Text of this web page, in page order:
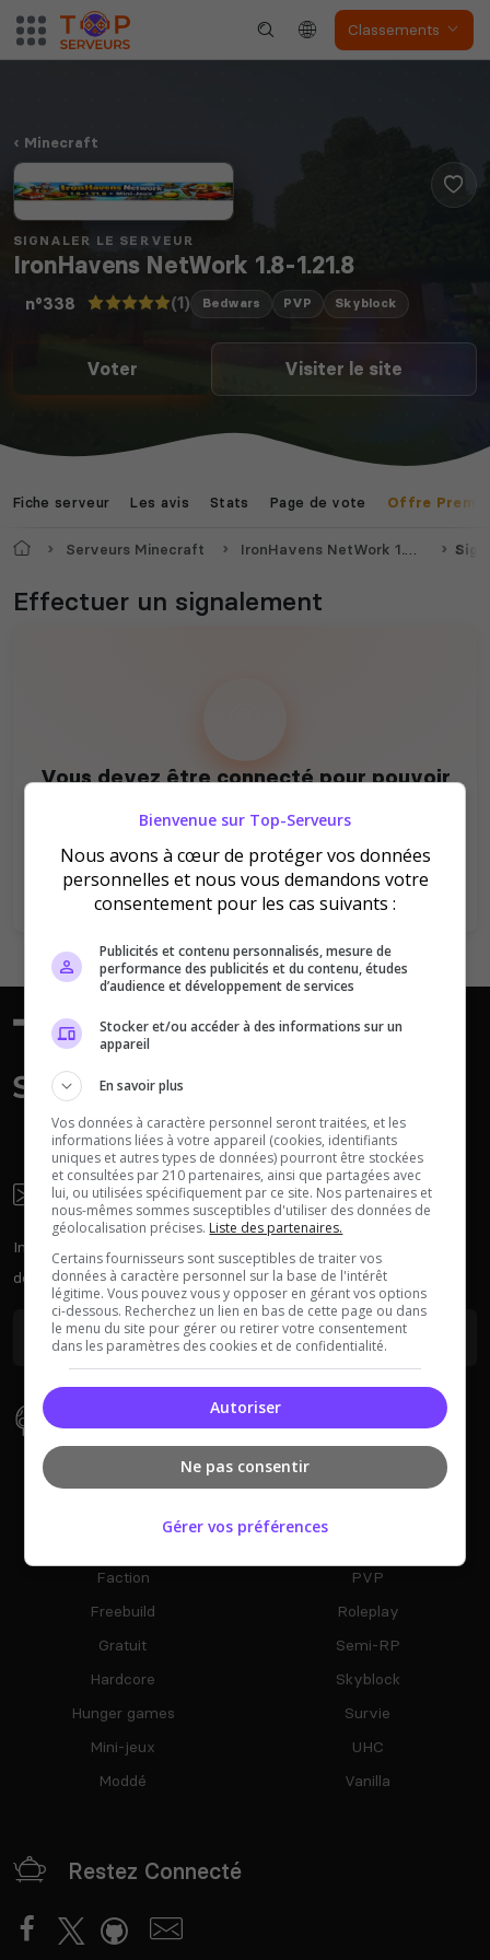
Classements
Soulmask
Space Engineers
Valheim Hell Let Loose
Dune Awakening Empyrion
Squad
Neverwinter
Nights
Myth of Empires Enshrouded
Voir tous les
jeux disponibles
Minecraft
SIGNALER LE SERVEUR
IronHavens NetWork 1.8-1.21.8
n°338 (1) Bedwars PVP Skyblock
Voter Visiter le site
Fiche serveur Les avis Stats Page de vote Offre
AccueilServeurs Minecraft IronHavens NetWork 1.8-1.21.8
Effectuer un signalement
Vous devez être connecté pour pouvoir
Se connecter S'inscrire
Newsletter
Inscrivez-vous à la newsletter pour recevoir chaque semaine
des actus sur les serveurs.
Types De Serveur
Faction
Freebuild
Gratuit
Hardcore
Hunger games
Mini-jeux
Moddé
PVP
Roleplay
Semi-RP
Skyblock
Survie
UHC
Vanilla
Restez Connecté
Bienvenue sur Top-Serveurs
Nous avons à cœur de protéger vos données
personnelles et nous vous demandons votre
consentement pour les cas suivants :
Publicités et contenu personnalisés, mesure de
performance des publicités et du contenu, études
d’audience et développement de services
Stocker et/ou accéder à des informations sur un
appareil
En savoir plus
Vos données à caractère personnel seront traitées, et les
informations liées à votre appareil (cookies, identifiants
uniques et autres types de données) pourront être stockées
et consultées par 210 partenaires, ainsi que partagées avec
lui, ou utilisées spécifiquement par ce site. Nos partenaires et
nous-mêmes sommes susceptibles d'utiliser des données de
géolocalisation précises. Liste des partenaires.
Certains fournisseurs sont susceptibles de traiter vos
données à caractère personnel sur la base de l'intérêt
légitime. Vous pouvez vous y opposer en gérant vos options
ci-dessous. Recherchez un lien en bas de cette page ou dans
le menu du site pour gérer ou retirer votre consentement
dans les paramètres des cookies et de confidentialité.
Autoriser
Ne pas consentir
Gérer vos préférences